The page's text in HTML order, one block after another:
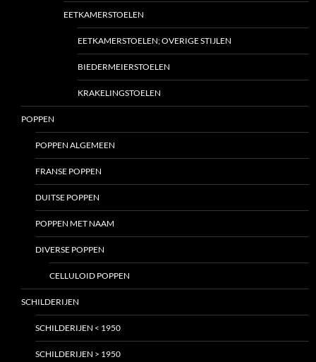
EETKAMERSTOELEN
EETKAMERSTOELEN; OVERIGE STIJLEN
BIEDERMEIERSTOELEN
KRAKELINGSTOELEN
POPPEN
POPPEN ALGEMEEN
FRANSE POPPEN
DUITSE POPPEN
POPPEN MET NAAM
DIVERSE POPPEN
CELLULOID POPPEN
SCHILDERIJEN
SCHILDERIJEN < 1950
SCHILDERIJEN > 1950